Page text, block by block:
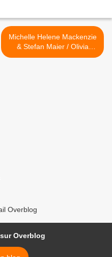
Michelle Helene Mackenzie
& Stefan Maier / Olivia
Block - Orchid Mantis /
Overblog
Overblog